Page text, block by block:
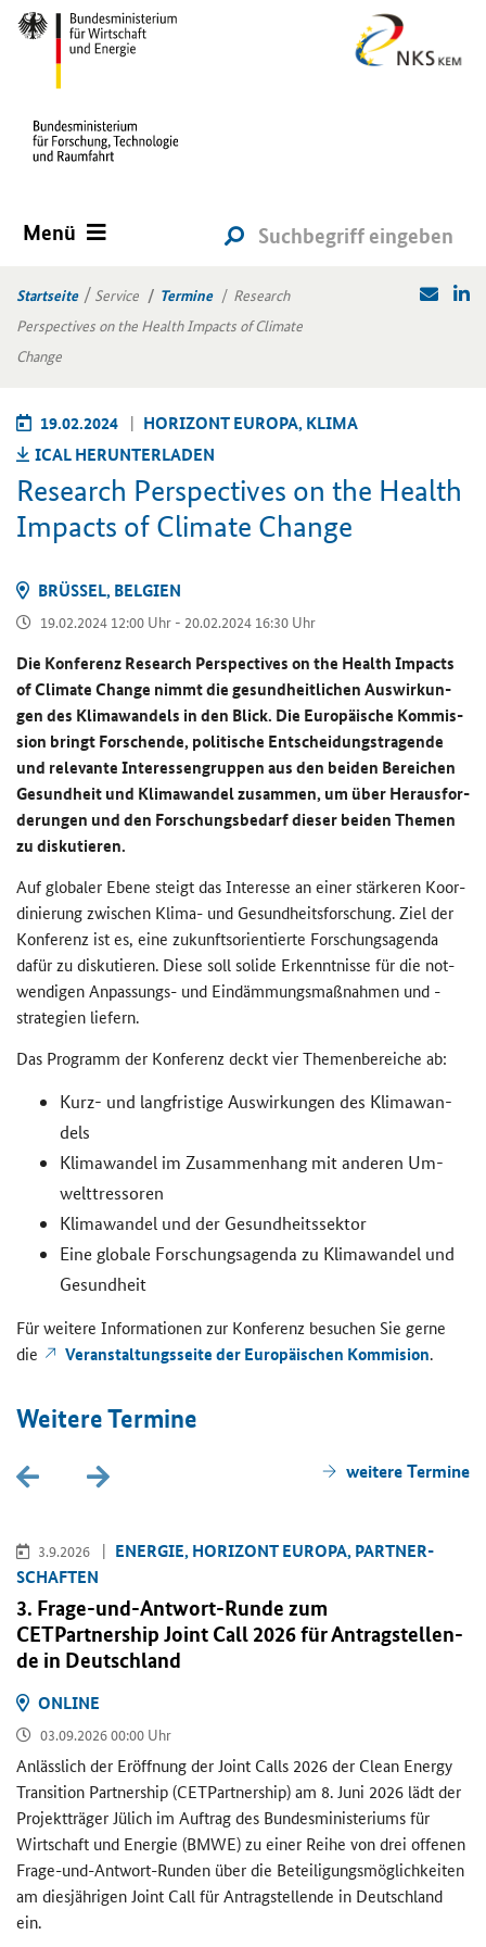
Menü
Startseite Service Termine
Research
Perspectives on the Health Impacts of Climate
Change
19.02.2024
HO­RI­ZONT EU­RO­PA, KLIMA
ICAL HER­UN­TER­LA­DEN
Re­se­arch Per­spec­ti­ves on the Health
Im­pacts of Cli­ma­te Chan­ge
BRÜS­SEL, BEL­GI­EN
19.02.2024 12:00 Uhr - 20.02.2024 16:30 Uhr
Die Kon­fe­renzResearch Perspectives on the Health Impacts
of Climate Change nimmt die ge­sund­heit­li­chen Aus­wir­kun­
gen des Kli­ma­wan­dels in den Blick. Die Eu­ro­päi­sche Kom­mis­
si­on bringt For­schen­de, po­li­ti­sche Ent­schei­dungs­tra­gen­de
und re­le­van­te In­ter­es­sen­grup­pen aus den bei­den Be­rei­chen
Ge­sund­heit und Kli­ma­wan­del zu­sam­men, um über Her­aus­for­
de­run­gen und den For­schungs­be­darf die­ser bei­den The­men
zu dis­ku­tie­ren.
Auf glo­ba­ler Ebene steigt das In­ter­es­se an einer stär­ke­ren Ko­or­
di­nie­rung zwi­schen Klima-​ und Ge­sund­heits­for­schung. Ziel der
Kon­fe­renz ist es, eine zu­kunfts­ori­en­tier­te For­schungs­agen­da
dafür zu dis­ku­tie­ren. Diese soll so­li­de Er­kennt­nis­se für die not­
wen­di­gen Anpassungs-​ und Ein­däm­mungs­maß­nah­men und -​
strategien lie­fern.
Das Pro­gramm der Kon­fe­renz deckt vier The­men­be­rei­che ab:
Kurz- und lang­fris­ti­ge Aus­wir­kun­gen des Kli­ma­wan­
dels
Kli­ma­wan­del im Zu­sam­men­hang mit an­de­ren Um­
welt­tres­so­ren
Kli­ma­wan­del und der Ge­sund­heits­sek­tor
Eine glo­ba­le For­schungs­agen­da zu Kli­ma­wan­del und
Ge­sund­heit
Für wei­te­re In­for­ma­tio­nen zur Kon­fe­renz be­su­chen Sie gerne
die
Ver­an­stal­tungs­sei­te der Eu­ro­päi­schen Kom­mi­si­on.
Wei­te­re Ter­mi­ne
wei­te­re Ter­mi­ne
3.9.2026
EN­ER­GIE, HO­RI­ZONT EU­RO­PA, PART­NER­
SCHAF­TEN
3. Frage-​und-Antwort-Runde zum
CETPartnership Joint Call 2026 für An­trag­stel­len­
de in Deutsch­land
ON­LINE
03.09.2026 00:00 Uhr
An­läss­lich der Er­öff­nung derJoint Calls 2026 der Clean Energy
Transition Partnership (CETPartnership)am 8. Juni 2026 lädt der
Pro­jekt­trä­ger Jü­lich im Auf­trag des Bun­des­mi­nis­te­ri­ums für
Wirt­schaft und En­er­gie (BMWE) zu einer Reihe von drei of­fe­nen
Frage-​und-Antwort-Runden über die Be­tei­li­gungs­mög­lich­kei­ten
am dies­jäh­ri­genJoint Callfür An­trag­stel­len­de in Deutsch­land
ein.